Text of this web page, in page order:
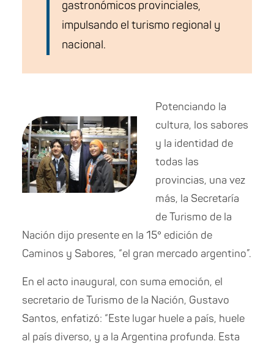
gastronómicos provinciales,
impulsando el turismo regional y
nacional.
Potenciando la
cultura, los sabores
y la identidad de
todas las
provincias, una vez
más, la Secretaría
de Turismo de la
Nación dijo presente en la 15° edición de
Caminos y Sabores, “el gran mercado argentino”.
En el acto inaugural, con suma emoción, el
secretario de Turismo de la Nación, Gustavo
Santos, enfatizó: “Este lugar huele a país, huele
al país diverso, y a la Argentina profunda. Esta